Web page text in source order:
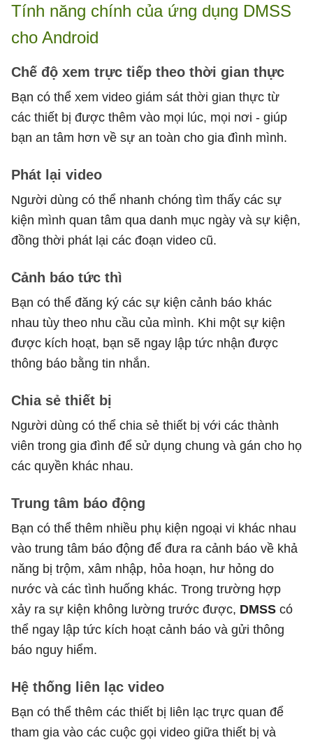
Tính năng chính của ứng dụng DMSS
cho Android
Chế độ xem trực tiếp theo thời gian thực
Bạn có thể xem video giám sát thời gian thực từ
các thiết bị được thêm vào mọi lúc, mọi nơi - giúp
bạn an tâm hơn về sự an toàn cho gia đình mình.
Phát lại video
Người dùng có thể nhanh chóng tìm thấy các sự
kiện mình quan tâm qua danh mục ngày và sự kiện,
đồng thời phát lại các đoạn video cũ.
Cảnh báo tức thì
Bạn có thể đăng ký các sự kiện cảnh báo khác
nhau tùy theo nhu cầu của mình. Khi một sự kiện
được kích hoạt, bạn sẽ ngay lập tức nhận được
thông báo bằng tin nhắn.
Chia sẻ thiết bị
Người dùng có thể chia sẻ thiết bị với các thành
viên trong gia đình để sử dụng chung và gán cho họ
các quyền khác nhau.
Trung tâm báo động
Bạn có thể thêm nhiều phụ kiện ngoại vi khác nhau
vào trung tâm báo động để đưa ra cảnh báo về khả
năng bị trộm, xâm nhập, hỏa hoạn, hư hỏng do
nước và các tình huống khác. Trong trường hợp
xảy ra sự kiện không lường trước được, DMSS có
thể ngay lập tức kích hoạt cảnh báo và gửi thông
báo nguy hiểm.
Hệ thống liên lạc video
Bạn có thể thêm các thiết bị liên lạc trực quan để
tham gia vào các cuộc gọi video giữa thiết bị và